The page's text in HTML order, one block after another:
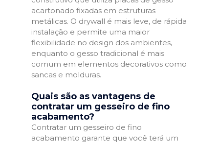
acartonado fixadas em estruturas
metálicas. O drywall é mais leve, de rápida
instalação e permite uma maior
flexibilidade no design dos ambientes,
enquanto o gesso tradicional é mais
comum em elementos decorativos como
sancas e molduras.
Quais são as vantagens de
contratar um gesseiro de fino
acabamento?
Contratar um gesseiro de fino
acabamento garante que você terá um